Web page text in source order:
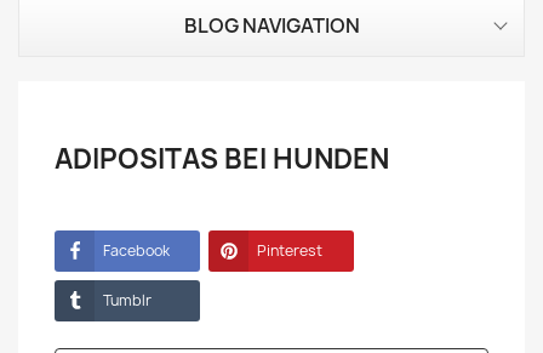
BLOG NAVIGATION
ADIPOSITAS BEI HUNDEN
Facebook Pinterest
Tumblr